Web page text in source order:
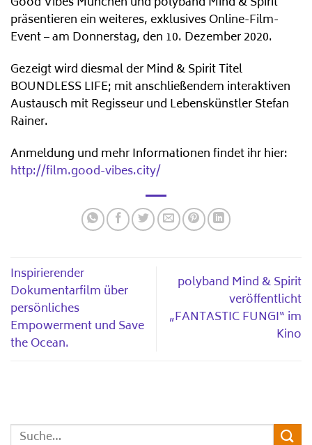
präsentieren ein weiteres, exklusives Online-Film-
Event – am Donnerstag, den 10. Dezember 2020.
Gezeigt wird diesmal der Mind & Spirit Titel
BOUNDLESS LIFE; mit anschließendem interaktiven
Austausch mit Regisseur und Lebenskünstler Stefan
Rainer.
Anmeldung und mehr Informationen findet ihr hier:
http://film.good-vibes.city/
Inspirierender
Dokumentarfilm über
persönliches
Empowerment und Save
the Ocean.
polyband Mind & Spirit
veröffentlicht
„FANTASTIC FUNGI“ im
Kino